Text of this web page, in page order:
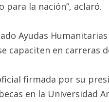
la nación”, aclaró.
Ayudas
capaciten en carreras
firmada por su
en la Universidad